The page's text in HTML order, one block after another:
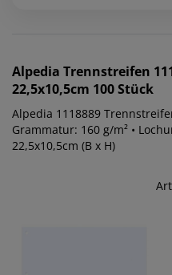
Alpedia Trennstreifen
22,5x10,5cm 100 Stück
Alpedia 1118889
Grammatur: 160 g/m² •
22,5x10,5cm (B x H)